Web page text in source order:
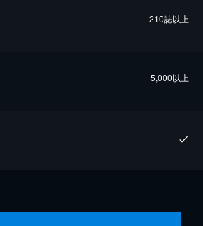
210誌以上
5,000以上